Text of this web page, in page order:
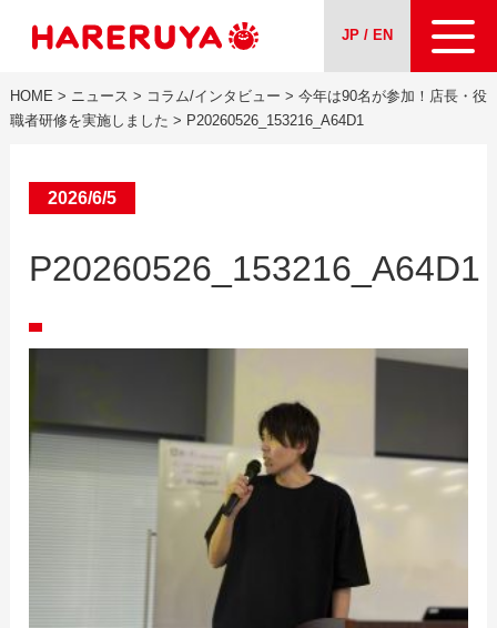
JP / EN
会社案内
HOME > ニュース > コラム/インタビュー > 今年は90名が参加！店長・役
職者研修を実施しました > P20260526_153216_A64D1
2026/6/5
P20260526_153216_A64D1